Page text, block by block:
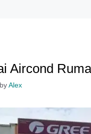
Aircond
byAlex